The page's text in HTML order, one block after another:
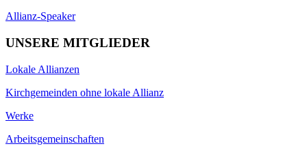
Allianz-Speaker
UNSERE MITGLIEDER
Lokale Allianzen
Kirchgemeinden ohne lokale Allianz
Werke
Arbeitsgemeinschaften